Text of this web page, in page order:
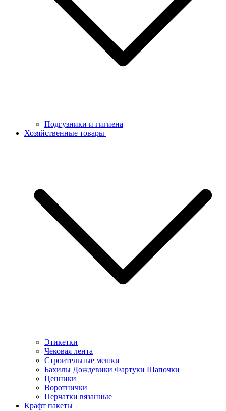
Подгузники и гигиена
Хозяйственные товары
Этикетки
Чековая лента
Строительные мешки
Бахилы Дождевики Фартуки Шапочки
Ценники
Воротнички
Перчатки вязанные
Крафт пакеты